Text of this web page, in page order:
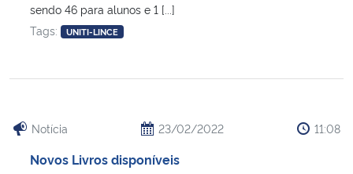
sendo 46 para alunos e 1 [...]
Tags:
UNITI-LINCE
Notícia 23/02/2022 11:08
Novos Livros disponíveis